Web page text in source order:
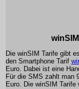
Die winSIM Tarife gibt
den Smartphone Tarif
Euro. Dabei ist eine
Für die SMS zahlt man
Euro. Die winSIM